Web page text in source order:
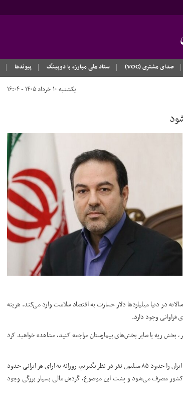
صدای مشتری (VOC) ستاد ملی مبارزه با دوپینگ پیوندها
یکشنبه ۱۰ خرداد ۱۴۰۵ - ۱۶:۰۴
در دنیا میلیاردها دلار خسارت به اقتصاد سلامت وارد می‌کند. هزینه
وجود دارد.
بخش ریه یا سایر بخش‌های بیمارستان مراجعه کنید، مشاهده خواهید کرد
دکتر رییسی با اشاره به حجم مصرف دخانیات در کشور، گفت: اگر جمعیت ایران را حدود ۸۵ میلیون نفر در نظر بگیریم، روزانه به ازای هر ایرانی حدود
حدود ۷۷ میلیارد نخ سیگار در کشور مصرف می‌شود و پشت این موضوع، گردش مالی بسیار بزرگی وجود